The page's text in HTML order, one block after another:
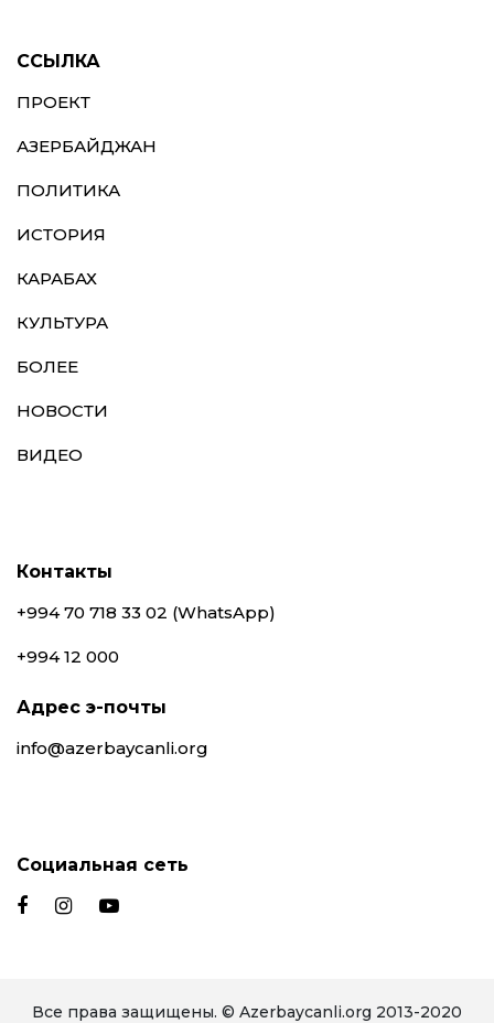
ССЫЛКА
ПРОЕКТ
АЗЕРБАЙДЖАН
ПОЛИТИКА
ИСТОРИЯ
КАРАБАХ
КУЛЬТУРА
БОЛЕЕ
НОВОСТИ
ВИДЕО
Контакты
+994 70 718 33 02 (WhatsApp)
+994 12 000
Адрес э-почты
info@azerbaycanli.org
Социальная сеть
Все права защищены. © Azerbaycanli.org 2013-2020